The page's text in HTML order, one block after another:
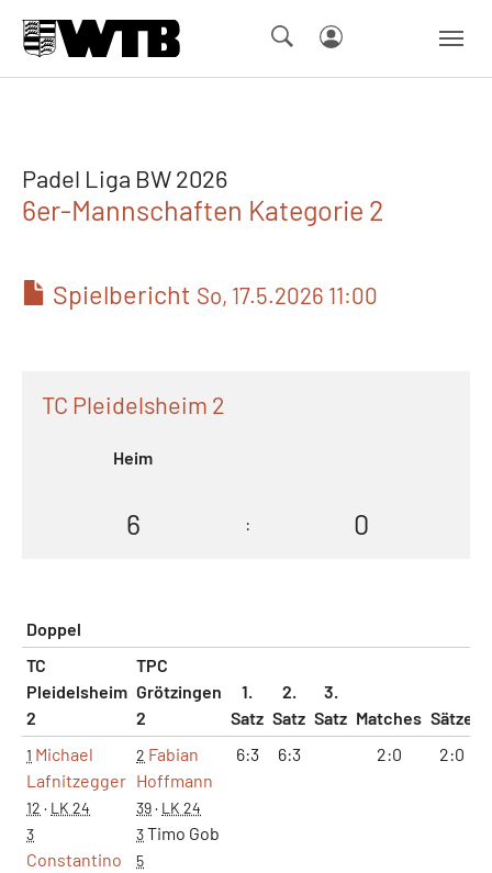
Padel Liga BW 2026
6er-Mannschaften Kategorie 2
Spielbericht So, 17.5.2026 11:00
TC Pleidelsheim 2
Heim
6 : 0
Doppel
TC
Pleidelsheim
2
TPC
Grötzingen
2
1.
Satz
2.
Satz
3.
Satz Matches Sätze
1 Michael
Lafnitzegger
12 · LK 24
3
Constantino
2 Fabian
Hoffmann
39· LK 24
3Timo Gob
5
6:3 6:3 2:0 2:0